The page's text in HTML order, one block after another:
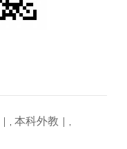
, 本科外教
,